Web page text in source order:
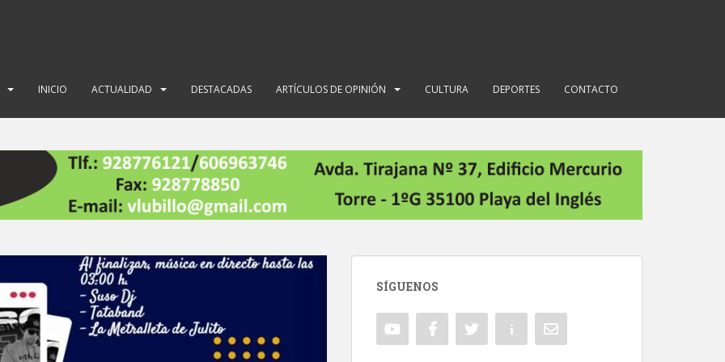
INICIO ACTUALIDAD DESTACADAS ARTÍCULOS DE OPINIÓN CULTURA DEPORTES CONTACTO
SÍGUENOS